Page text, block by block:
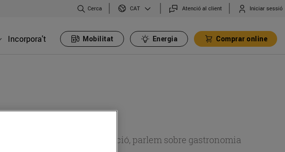
Cerca CAT Atenció al client Iniciar sessió
Incorpora't Mobilitat Energia Comprar online
sobre alimentació, parlem sobre gastronomia